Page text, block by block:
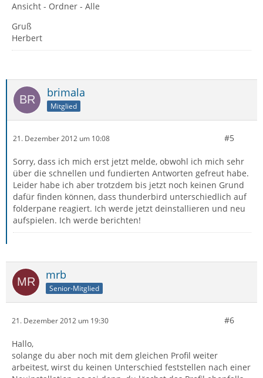
Ansicht - Ordner - Alle
Gruß
Herbert
brimala
Mitglied
21. Dezember 2012 um 10:08 #5
Sorry, dass ich mich erst jetzt melde, obwohl ich mich sehr
über die schnellen und fundierten Antworten gefreut habe.
Leider habe ich aber trotzdem bis jetzt noch keinen Grund
dafür finden können, dass thunderbird unterschiedlich auf
folderpane reagiert. Ich werde jetzt deinstallieren und neu
aufspielen. Ich werde berichten!
mrb
Senior-Mitglied
21. Dezember 2012 um 19:30 #6
Hallo,
solange du aber noch mit dem gleichen Profil weiter
arbeitest, wirst du keinen Unterschied feststellen nach einer